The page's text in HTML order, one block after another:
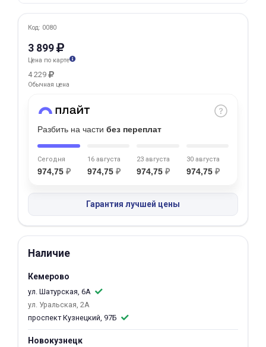
Код: 0080
3 899
Цена по карте
4 229
Обычная цена
Разбить на части без переплат
Сегодня
974,75 ₽
16 августа
974,75 ₽
23 августа
974,75 ₽
30 августа
974,75 ₽
Гарантия лучшей цены
Наличие
Кемерово
ул. Шатурская, 6А
ул. Уральская, 2А
проспект Кузнецкий, 97Б
Новокузнецк
Получайте товар
выбранный способом
Оставшиеся
списываться
Подробнее
об оплате Плайтом
25
недели
Остались вопросы?